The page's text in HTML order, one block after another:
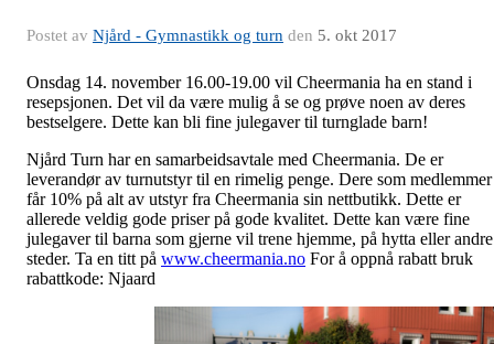
Postet av Njård - Gymnastikk og turn den 5. okt 2017
Onsdag 14. november 16.00-19.00 vil Cheermania ha en stand i
resepsjonen. Det vil da være mulig å se og prøve noen av deres
bestselgere. Dette kan bli fine julegaver til turnglade barn!
Njård Turn har en samarbeidsavtale med Cheermania. De er
leverandør av turnutstyr til en rimelig penge. Dere som medlemmer
får 10% på alt av utstyr fra Cheermania sin nettbutikk. Dette er
allerede veldig gode priser på gode kvalitet. Dette kan være fine
julegaver til barna som gjerne vil trene hjemme, på hytta eller andre
steder. Ta en titt på www.cheermania.no For å oppnå rabatt bruk
rabattkode: Njaard